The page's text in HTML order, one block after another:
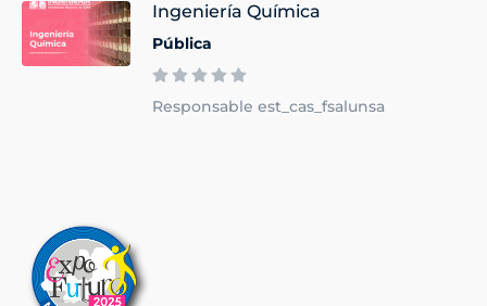
Ingeniería Química
Pública
Responsable est_cas_fsalunsa